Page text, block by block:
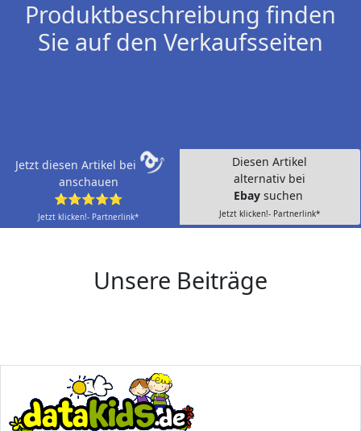
Produktbeschreibung finden
Sie auf den Verkaufsseiten
Jetzt diesen Artikel bei
anschauen
⭐⭐⭐⭐⭐
Jetzt klicken!- Partnerlink*
Diesen Artikel
alternativ bei
Ebay suchen
Jetzt klicken!- Partnerlink*
Unsere Beiträge